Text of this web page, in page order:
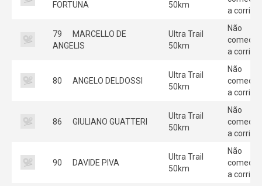
FORTUNA
50km
a corrida
79
MARCELLO DE
ANGELIS
Ultra Trail
50km
Não
começou
a corrida
80 ANGELO DELDOSSI
Ultra Trail
50km
Não
começou
a corrida
86 GIULIANO GUATTERI
Ultra Trail
50km
Não
começou
a corrida
90 DAVIDE PIVA
Ultra Trail
50km
Não
começou
a corrida